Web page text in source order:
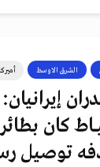
الشرق الاوسط أميركا
كان
توصيل